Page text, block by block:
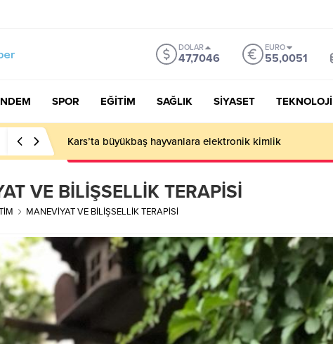
DOLAR
47,7046
EURO
55,0051
SPOR EĞİTİM SAĞLIK SİYASET TEKNOLOJİ
Kars’ta büyükbaş hayvanlara elektronik kimlik
VE BİLİŞSELLİK TERAPİSİ
MANEVİYAT VE BİLİŞSELLİK TERAPİSİ